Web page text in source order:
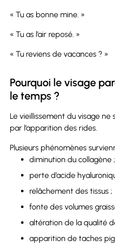
« Tu as bonne mine. »
« Tu as l’air reposé. »
« Tu reviens de vacances ? »
Pourquoi le visage
le temps ?
Le vieillissement du visage ne
par l’apparition des rides.
Plusieurs phénomènes
diminution du collagène ;
perte d’acide
relâchement des tissus ;
fonte des volumes
altération de la qualité
apparition de taches